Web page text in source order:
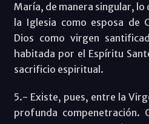
María, de manera singular, lo
la Iglesia como esposa de
Dios como virgen
habitada por el Espíritu
sacrificio espiritual.
5.- Existe, pues, entre la
profunda compenetración.